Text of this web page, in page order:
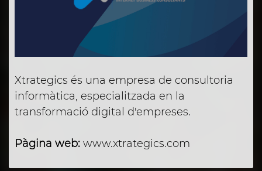
Xtrategics és una empresa de consultoria
informàtica, especialitzada en la
transformació digital d'empreses.
Pàgina web: www.xtrategics.com